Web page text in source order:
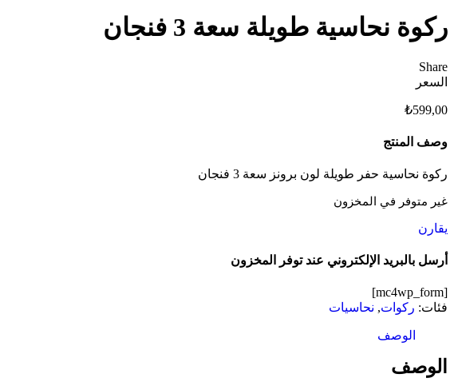
ركوة نحاسية طويلة سعة 3 فنجان
Share
السعر
₺599,00
وصف المنتج
ركوة نحاسية حفر طويلة لون برونز سعة 3 فنجان
غير متوفر في المخزون
يقارن
أرسل بالبريد الإلكتروني عند توفر المخزون
[mc4wp_form]
فئات: ركوات, نحاسيات
الوصف
الوصف